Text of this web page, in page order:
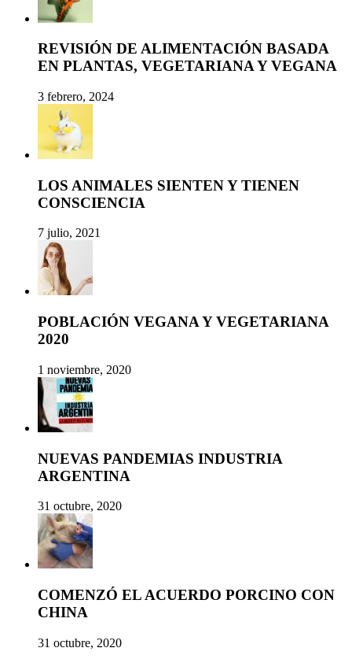
REVISIÓN DE ALIMENTACIÓN BASADA
EN PLANTAS, VEGETARIANA Y VEGANA
3 febrero, 2024
LOS ANIMALES SIENTEN Y TIENEN
CONSCIENCIA
7 julio, 2021
POBLACIÓN VEGANA Y VEGETARIANA
2020
1 noviembre, 2020
NUEVAS PANDEMIAS INDUSTRIA
ARGENTINA
31 octubre, 2020
COMENZÓ EL ACUERDO PORCINO CON
CHINA
31 octubre, 2020